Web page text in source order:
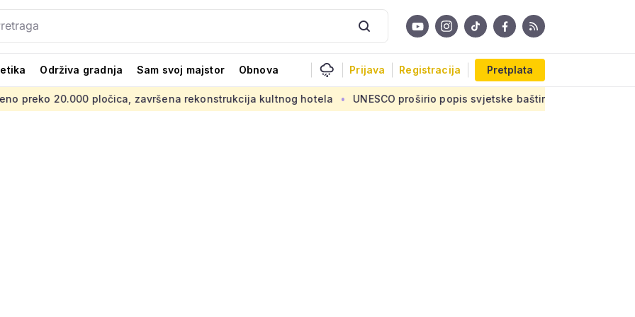
Održiva gradnja Sam svoj majstor Obnova Prijava Registracija Pretplata
pločica, završena rekonstrukcija kultnog hotela UNESCO proširio popis svjetske baštine: Sveta mjesta, kraljevske